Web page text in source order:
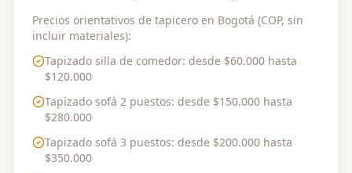
Precios orientativos de tapicero en Bogotá (COP, sin
incluir materiales):
Tapizado silla de comedor: desde $60.000 hasta
$120.000
Tapizado sofá 2 puestos: desde $150.000 hasta
$280.000
Tapizado sofá 3 puestos: desde $200.000 hasta
$350.000